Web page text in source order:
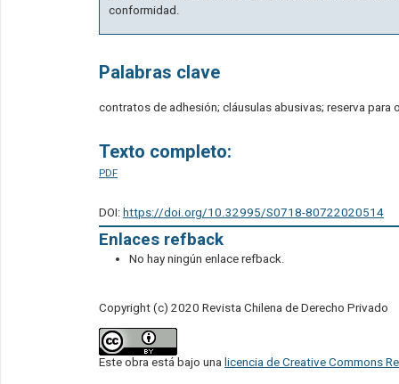
conformidad.
Palabras clave
contratos de adhesión; cláusulas abusivas; reserva para
Texto completo:
PDF
DOI: https://doi.org/10.32995/S0718-80722020514
Enlaces refback
No hay ningún enlace refback.
Copyright (c) 2020 Revista Chilena de Derecho Privado
Este obra está bajo una licencia de Creative Commons